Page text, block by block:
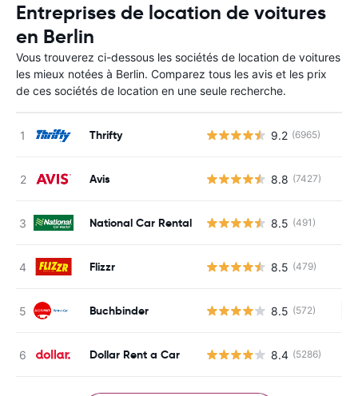
Entreprises de location de voitures
en Berlin
Vous trouverez ci-dessous les sociétés de location de voitures
les mieux notées à Berlin. Comparez tous les avis et les prix
de ces sociétés de location en une seule recherche.
Thrifty 9.2 (6965)
Avis 8.8 (7427)
National Car Rental 8.5 (491)
Flizzr 8.5 (479)
Buchbinder 8.5 (572)
Dollar Rent a Car 8.4 (5286)